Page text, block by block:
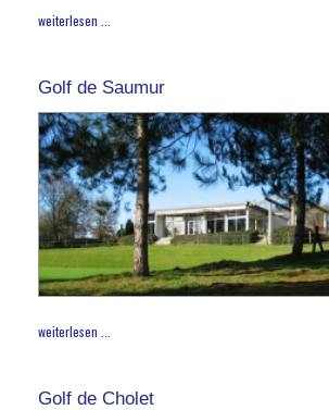
weiterlesen ...
Golf de Saumur
weiterlesen ...
Golf de Cholet